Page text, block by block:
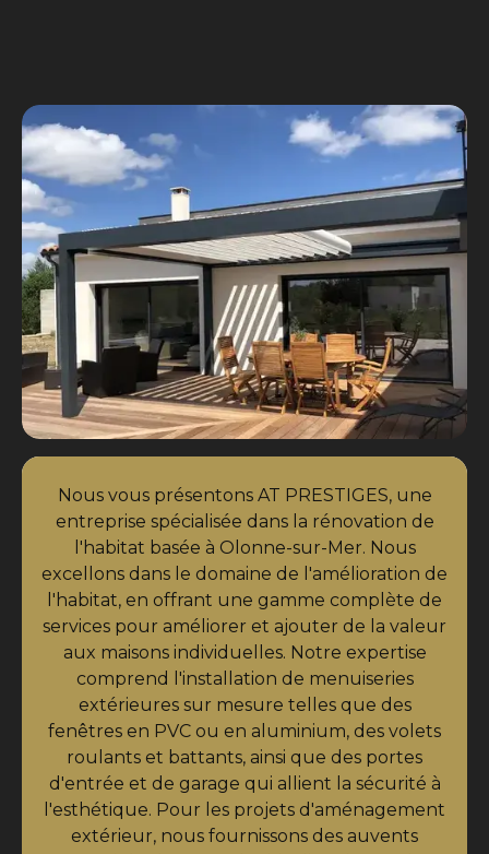
Nous vous présentons AT PRESTIGES, une
entreprise spécialisée dans la rénovation de
l'habitat basée à Olonne-sur-Mer. Nous
excellons dans le domaine de l'amélioration de
l'habitat, en offrant une gamme complète de
services pour améliorer et ajouter de la valeur
aux maisons individuelles. Notre expertise
comprend l'installation de menuiseries
extérieures sur mesure telles que des
fenêtres en PVC ou en aluminium, des volets
roulants et battants, ainsi que des portes
d'entrée et de garage qui allient la sécurité à
l'esthétique. Pour les projets d'aménagement
extérieur, nous fournissons des auvents